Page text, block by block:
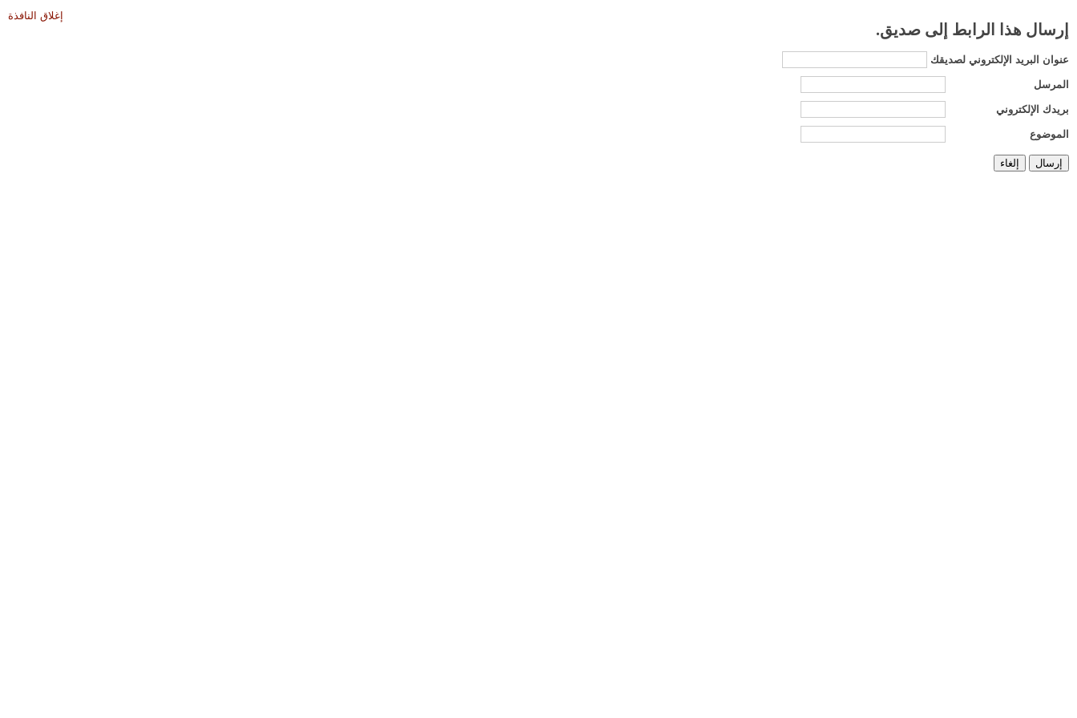
إرسال هذا الرابط إلى صديق.
إغلاق النافذة
عنوان البريد الإلكتروني لصديقك
المرسل
بريدك الإلكتروني
الموضوع
إرسال إلغاء